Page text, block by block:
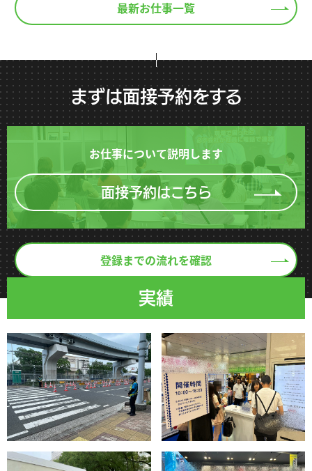
最新お仕事一覧
まずは面接予約をする
お仕事について説明します
面接予約はこちら
登録までの流れを確認
実績